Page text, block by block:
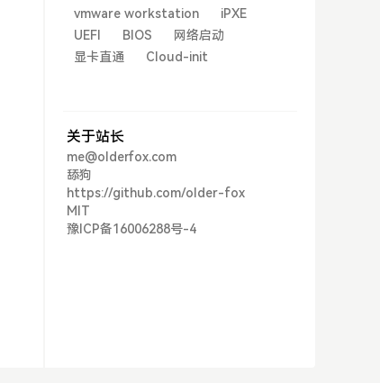
vmware workstation
iPXE
UEFI
BIOS
网络启动
显卡直通
Cloud-init
关于站长
me@olderfox.com
舔狗
https://github.com/older-fox
MIT
豫ICP备16006288号-4